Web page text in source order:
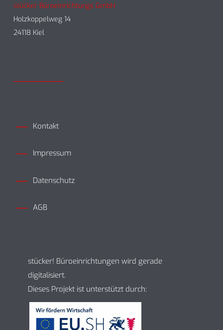
stücker Büroeinrichtungs GmbH
Holzkoppelweg 14
24118 Kiel
Kontakt
Impressum
Datenschutz
AGB
stücker! Büroeinrichtungen wird gerade
digitalisiert.
Dieses Projekt ist unterstützt durch: